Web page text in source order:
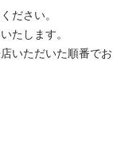
ださい。
たします。
いただいた順番でお